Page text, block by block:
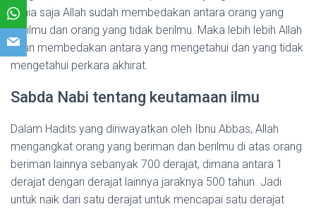
dunia saja Allah sudah membedakan antara orang yang
berilmu dan orang yang tidak berilmu. Maka lebih lebih Allah
akan membedakan antara yang mengetahui dan yang tidak
mengetahui perkara akhirat.
Sabda Nabi tentang keutamaan ilmu
Dalam Hadits yang diriwayatkan oleh Ibnu Abbas, Allah
mengangkat orang yang beriman dan berilmu di atas orang
beriman lainnya sebanyak 700 derajat, dimana antara 1
derajat dengan derajat lainnya jaraknya 500 tahun. Jadi
untuk naik dari satu derajat untuk mencapai satu derajat